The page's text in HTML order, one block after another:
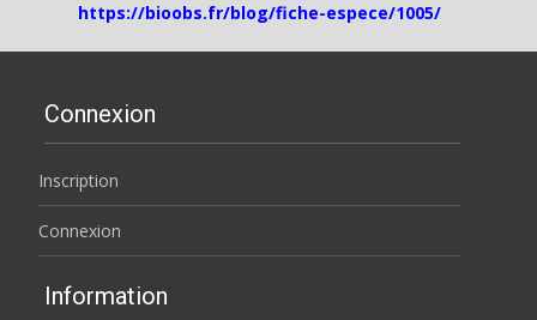
https://bioobs.fr/blog/fiche-espece/1005/
Connexion
Inscription
Connexion
Information